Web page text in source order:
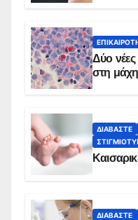
Δύο
στη
ΔΙΑΒΆΣΤΕ
ΔΙΑΒΆΣΤΕ